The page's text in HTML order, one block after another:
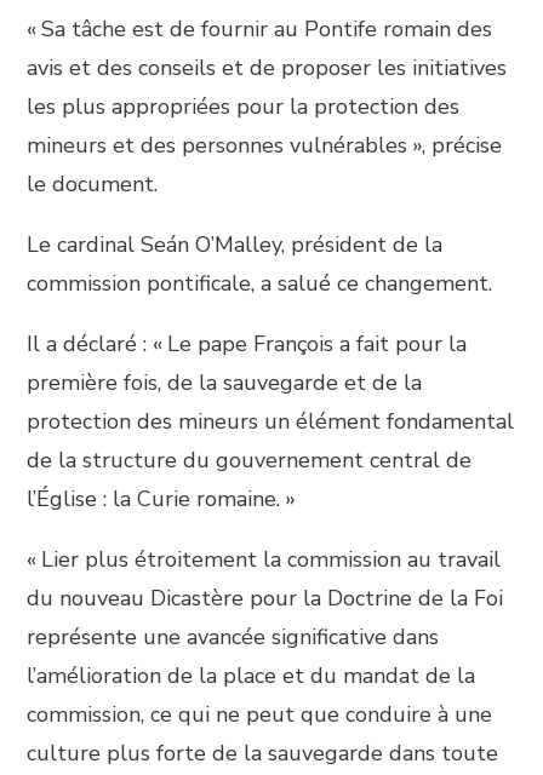
« Sa tâche est de fournir au Pontife romain des
avis et des conseils et de proposer les initiatives
les plus appropriées pour la protection des
mineurs et des personnes vulnérables », précise
le document.
Le cardinal Seán O’Malley, président de la
commission pontificale, a salué ce changement.
Il a déclaré : « Le pape François a fait pour la
première fois, de la sauvegarde et de la
protection des mineurs un élément fondamental
de la structure du gouvernement central de
l’Église : la Curie romaine. »
« Lier plus étroitement la commission au travail
du nouveau Dicastère pour la Doctrine de la Foi
représente une avancée significative dans
l’amélioration de la place et du mandat de la
commission, ce qui ne peut que conduire à une
culture plus forte de la sauvegarde dans toute